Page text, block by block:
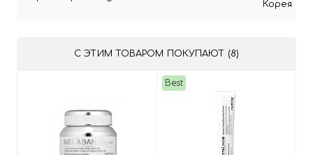
Корея
С ЭТИМ ТОВАРОМ ПОКУПАЮТ (8)
Best